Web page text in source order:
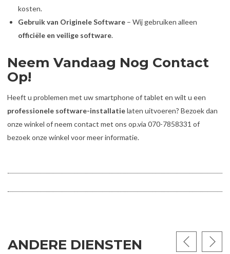
kosten.
Gebruik van Originele Software – Wij gebruiken alleen
officiële en veilige software.
Neem Vandaag Nog Contact
Op!
Heeft u problemen met uw smartphone of tablet en wilt u een
professionele software-installatielaten uitvoeren? Bezoek dan
onze winkel of neem contact met ons op.via 070-7858331 of
bezoek onze winkel voor meer informatie.
ANDERE DIENSTEN